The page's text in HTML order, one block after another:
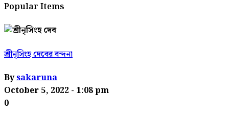
Popular Items
শ্রীনৃসিংহ দেবের বন্দনা
Bysakaruna
October 5, 2022 - 1:08 pm
0